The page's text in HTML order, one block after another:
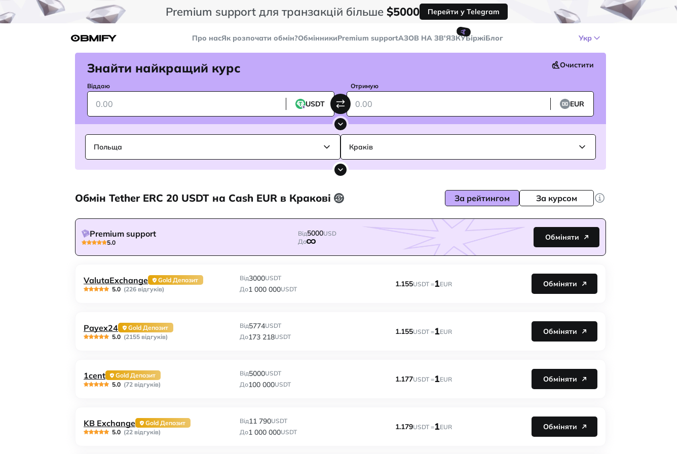
Premium support для транзакцій більше $5000 Перейти у Telegram
Про насЯк розпочати обмін?ОбмінникиPremium support
🤙
AЗОВ НА ЗВ'ЯЗКУБіржіБлог Укр
Знайти найкращий курс Очистити
Віддаю
USDT
Отримую
EUR
Польща Краків
Обмін Tether ERC 20 USDT на Cash EUR в Кракові За рейтингом За курсом
Premium support
5.0
Від5000USD
До
Обміняти
ValutaExchange
Gold Депозит
5.0 (226 відгуків)
Від3000USDT
До1 000 000USDT
1.155USDT =1EUR Обміняти
Payex24
Gold Депозит
5.0 (2155 відгуків)
Від5774USDT
До173 218USDT
1.155USDT =1EUR Обміняти
1cent
Gold Депозит
5.0 (72 відгуків)
Від5000USDT
До100 000USDT
1.177USDT =1EUR Обміняти
KB Exchange
Gold Депозит
5.0 (22 відгуків)
Від11 790USDT
До1 000 000USDT
1.179USDT =1EUR Обміняти